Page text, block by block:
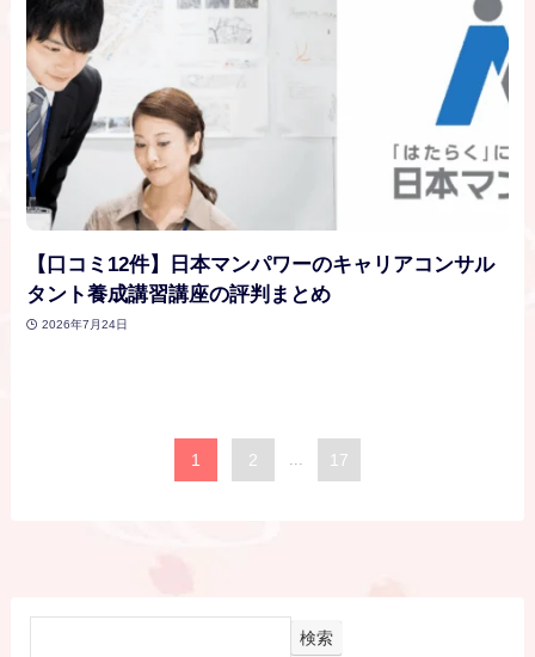
【口コミ12件】日本マンパワーのキャリアコンサル
タント養成講習講座の評判まとめ
2026年7月24日
1 2 ... 17
検索